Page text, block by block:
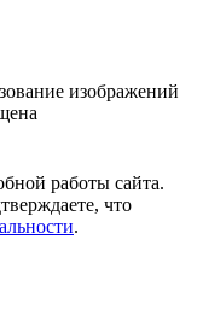
изображений
работы сайта.
что
.